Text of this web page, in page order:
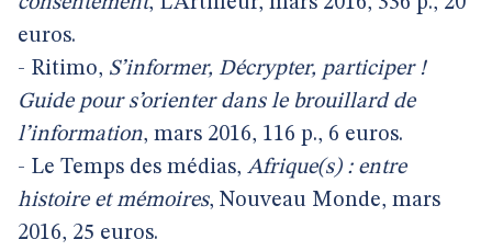
euros.
- Ritimo, S’informer, Décrypter, participer !
Guide pour s’orienter dans le brouillard de
l’information, mars 2016, 116 p., 6 euros.
- Le Temps des médias, Afrique(s) : entre
histoire et mémoires, Nouveau Monde, mars
2016, 25 euros.